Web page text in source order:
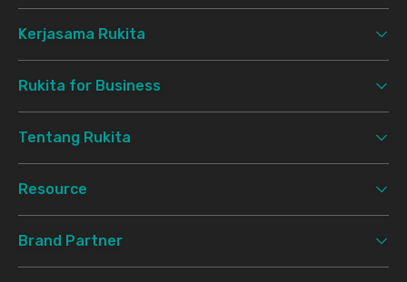
Kerjasama Rukita
Rukita for Business
Tentang Rukita
Resource
Brand Partner